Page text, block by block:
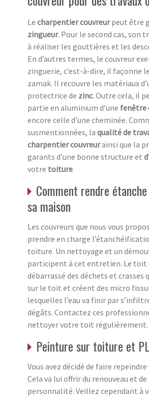
Le charpentier couvreurpeut être
zingueur. Pour le second cas, son
à réaliser les gouttières et les
En d’autres termes, le couvreur
zinguerie, c’est-à-dire, il façonne le
zamak. Il recouvre les matériaux
protectrice de zinc. Outre cela, il
partie en aluminium d’une fenêtre
encore celle d’une cheminée.
susmentionnées, la qualité de
charpentier couvreurainsi que la
garants d’une bonne structure et
votre toiture.
Comment rendre
sa maison
Les couvreurs que nous vous
prendre en charge
toiture. Un nettoyage et un
participent à cet entretien. Le toit
débarrassé des déchets et crasses
sur le toit et créent des micro
lesquelles l’eau va finir par
dégâts. Contactez ces
nettoyer votre toit régulièrement.
Peinture sur toiture et
Vous avez décidé de faire
Cela va lui offrir du renouveau et de
personnalité. Veillez cependant à